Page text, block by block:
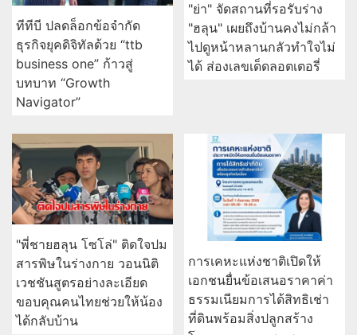
ทีทีบี ปลดล็อกข้อจำกัด
ธุรกิจยุคดิจิทัลด้วย “ttb
business one” ก้าวสู่
บทบาท “Growth
Navigator”
"ย่า" จัดสถานที่รอรับร่าง
"ฮลุน" เผยถึงบ้านคงไม่กล้า
ไปดูหน้าหลานกลัวทำใจไม่
ได้ ส่องเลขเด็ดลอตเตอรี่
"พี่ชายฮลุน โซโล่" ติดใจปม
สารพิษในร่างกาย วอนนิติ
เวชชันสูตรอย่างละเอียด
ขอบคุณคนไทยช่วยให้น้อง
ได้กลับบ้าน
การเคหะแห่งชาติเปิดให้
เอกชนยื่นข้อเสนอราคาค่า
ธรรมเนียมการได้สิทธิเช่า
ที่ดินพร้อมสิ่งปลูกสร้าง